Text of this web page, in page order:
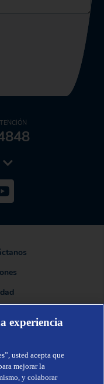
líder en higiene y
propósito es romper
pacientes,
en
marcas globales TENA y
experiencia
usted acepta que
mejorar la
y colaborar